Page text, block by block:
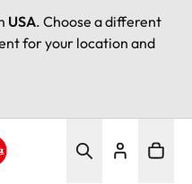
USA. Choose a different
for your location and